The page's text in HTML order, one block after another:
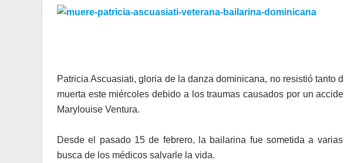
Patricia Ascuasiati, gloria de la danza dominicana, no resistió tanto
muerta este miércoles debido a los traumas causados por un
Marylouise Ventura.
Desde el pasado 15 de febrero, la bailarina fue sometida a
busca de los médicos salvarle la vida.